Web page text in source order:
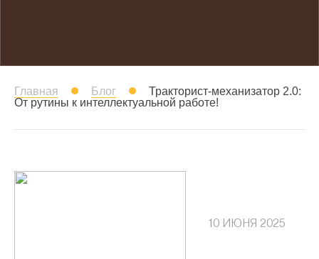
Главная Блог
Тракторист-механизатор 2.0:
От рутины к интеллектуальной работе!
10 ИЮНЯ 2025